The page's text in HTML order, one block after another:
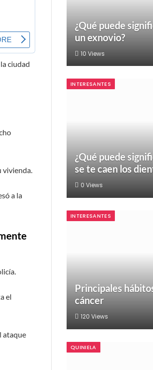
ciudad
vivienda.
a la
el
ataque
¿Qué puede
un exnovio?
10 Views
INTERESANTES
¿Qué puede
se te caen los
0 Views
INTERESANTES
Principales
cáncer
120 Views
QUINIELA